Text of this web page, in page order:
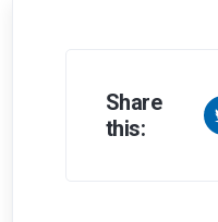
Share
this: